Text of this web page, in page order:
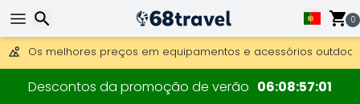
0
Obter envio gratuito para encomendas superiores a 249 €.
30 dias para devolução, 90 dias para mapas de madeira e
Os melhores preços em equipamentos e acessórios outdoor.
Descontos da promoção de verão 06085700
Pesquisar